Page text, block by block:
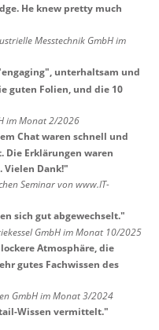
He knew pretty much
Messtechnik GmbH im
unterhaltsam und
guten Folien, und die 10
im Monat 2/2026
Chat waren schnell und
Erklärungen waren
Vielen Dank!"
Seminar von www.IT-
sich gut abgewechselt."
GmbH im Monat 10/2025
Atmosphäre, die
gutes Fachwissen des
GmbH im Monat 3/2024
Wissen vermittelt."